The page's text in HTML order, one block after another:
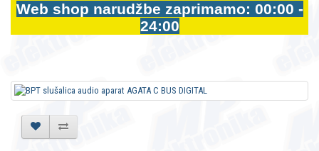
Web shop narudžbe zaprimamo: 00:00 -
24:00